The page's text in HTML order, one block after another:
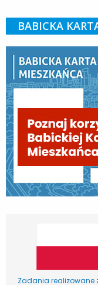
BABICKA
Zadania realizowane